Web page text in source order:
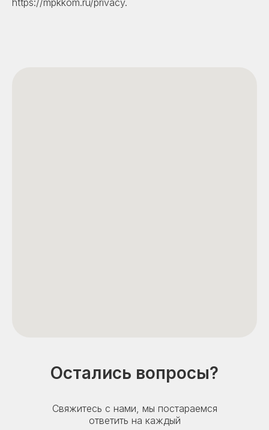
https://mpkkom.ru/privacy.
Остались вопросы?
Свяжитесь с нами, мы постараемся
ответить на каждый